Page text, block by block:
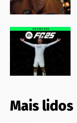
Mais lidos